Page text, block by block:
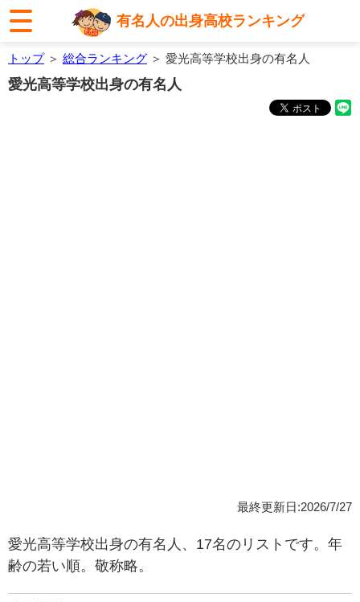
有名人の出身高校ランキング
トップ＞ 総合ランキング ＞ 愛光高等学校出身の有名人
愛光高等学校出身の有名人
最終更新日:2026/7/27
愛光高等学校出身の有名人、17名のリストです。年
齢の若い順。敬称略。